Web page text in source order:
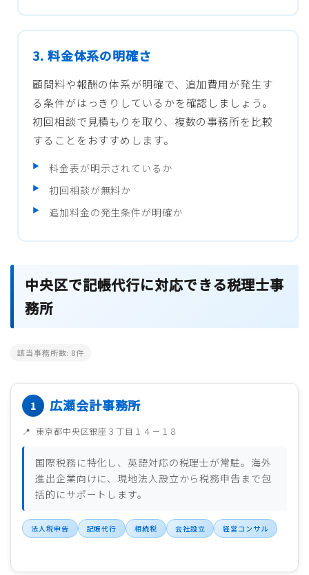
3. 料金体系の明確さ
顧問料や報酬の体系が明確で、追加費用が発生す
る条件がはっきりしているかを確認しましょう。
初回相談で見積もりを取り、複数の事務所を比較
することをおすすめします。
料金表が明示されているか
初回相談が無料か
追加料金の発生条件が明確か
中央区で記帳代行に対応できる税理士事
務所
該当事務所数: 8件
広瀬会計事務所
東京都中央区銀座３丁目１４－１８
国際税務に特化し、英語対応の税理士が常駐。海外
進出企業向けに、現地法人設立から税務申告まで包
括的にサポートします。
法人税申告 記帳代行 相続税 会社設立 経営コンサル